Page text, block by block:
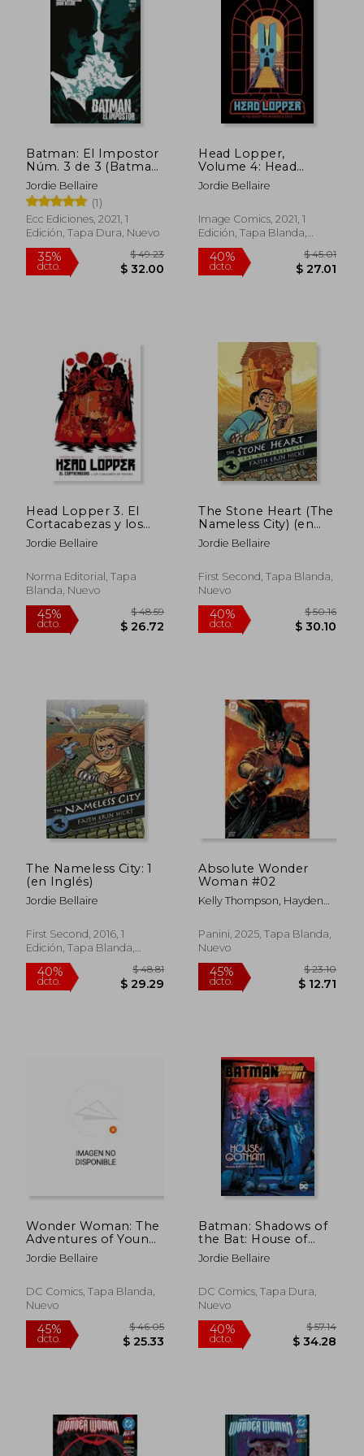
Actualmente, reside en Irlanda con su
famosa gata, Buffy .
Batman: El Impostor
Núm. 3 de 3 (Batman:
El Impostor (O. C. ))
Jordie Bellaire
(1)
Ecc Ediciones, 2021, 1
Edición, Tapa Dura, Nuevo
35%
dcto. $ 32.00
Head Lopper,
Volume 4: Head
Lopper & the Quest
for Mulgrid'S Stair (en
Jordie Bellaire
Image Comics, 2021, 1
Edición, Tapa Blanda,
Nuevo
40%
dcto.
Head Lopper 3. El
Cortacabezas y los
Caballeros de Venora
Jordie Bellaire
Norma Editorial, Tapa
Blanda, Nuevo
45%
dcto. $ 26.72
The Stone Heart (The
Nameless City) (en
Inglés)
Jordie Bellaire
First Second, Tapa Blanda,
Nuevo
40%
dcto.
The Nameless City: 1
(en Inglés)
Jordie Bellaire
First Second, 2016, 1
Edición, Tapa Blanda,
Nuevo
Absolute Wonder
Woman #02
Kelly Thompson, Hayden
Panini, 2025, Tapa Blanda,
Nuevo
45%
dcto.
Wonder Woman: The
Adventures of Young
Diana (en Inglés)
Jordie Bellaire
DC Comics, Tapa Blanda,
Nuevo
Batman: Shadows of
the Bat: House of
Gotham (en Inglés)
Jordie Bellaire
DC Comics, Tapa Dura,
Nuevo